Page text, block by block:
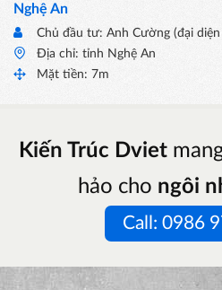
Nghệ An
Chủ đầu tư: Anh Cường (đại
Địa chỉ: tỉnh Nghệ An
Mặt tiền: 7m
Kiến Trúc Dviet
hảo cho ngôi
Call: 0986